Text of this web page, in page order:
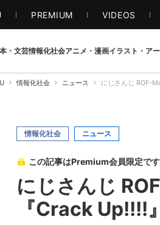
PREMIUM VIDEOS
本・文芸情報化社会アニメ・漫画イラスト・ア
情報化社会 ニュース にじさんじ ROF-
情報化社会 ニュース
この記事はPremium会員限定です
にじさんじ
『Crack Up!!!!